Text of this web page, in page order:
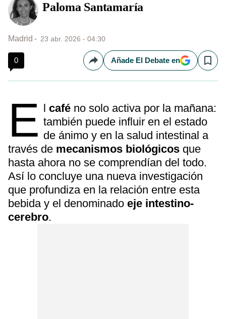
Paloma Santamaría
Madrid 23 abr. 2026 - 04:30
0 CompartirAñade El Debate en Save
E lcafé no solo activa por la mañana:
también puede influir en el estado
de ánimo y en la salud intestinal a
través de mecanismos biológicos que
hasta ahora no se comprendían del todo.
Así lo concluye una nueva investigación
que profundiza en la relación entre esta
bebida y el denominado eje intestino-
cerebro.